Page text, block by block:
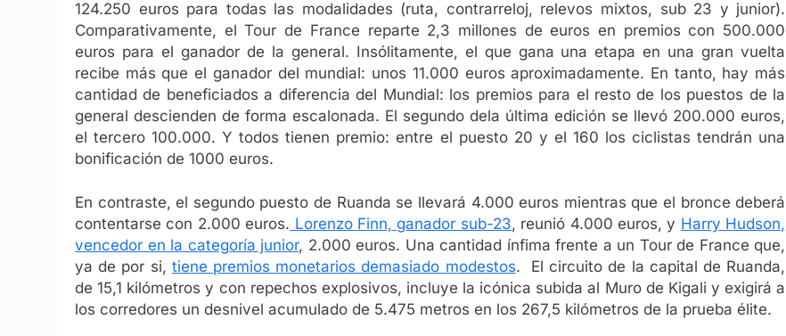
124.250 euros para todas las modalidades (ruta, contrarreloj, relevos mixtos, sub 23 y junior).
Comparativamente, el Tour de France reparte 2,3 millones de euros en premios con 500.000
euros para el ganador de la general. Insólitamente, el que gana una etapa en una gran vuelta
recibe más que el ganador del mundial: unos 11.000 euros aproximadamente. En tanto, hay más
cantidad de beneficiados a diferencia del Mundial: los premios para el resto de los puestos de la
general descienden de forma escalonada. El segundo dela última edición se llevó 200.000 euros,
el tercero 100.000. Y todos tienen premio: entre el puesto 20 y el 160 los ciclistas tendrán una
bonificación de 1000 euros.
En contraste, el segundo puesto de Ruanda se llevará 4.000 euros mientras que el bronce deberá
contentarse con 2.000 euros. Lorenzo Finn, ganador sub-23, reunió 4.000 euros, y Harry Hudson,
vencedor en la categoría junior, 2.000 euros. Una cantidad ínfima frente a un Tour de France que,
ya de por si, tiene premios monetarios demasiado modestos. El circuito de la capital de Ruanda,
de 15,1 kilómetros y con repechos explosivos, incluye la icónica subida al Muro de Kigali y exigirá a
los corredores un desnivel acumulado de 5.475 metros en los 267,5 kilómetros de la prueba élite.